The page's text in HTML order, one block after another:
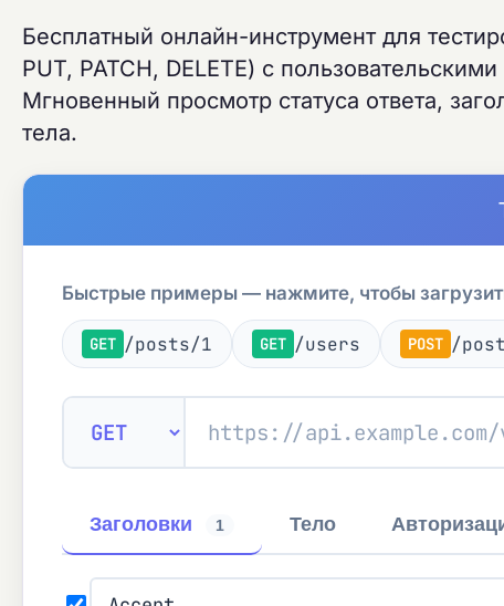
Бесплатный онлайн-инструмент для
PUT, PATCH, DELETE) с
Мгновенный просмотр статуса ответа,
тела.
Быстрые примеры — нажмите, чтобы
GET /posts/1 GET /users POST /
Заголовки 1 Тело